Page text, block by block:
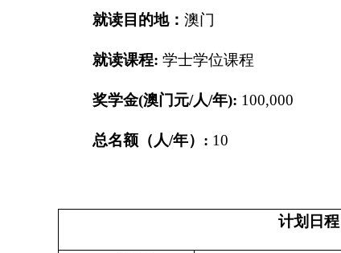
就读目的地： 澳门
就读课程: 学士学位课程
奖学金(澳门元/人/年): 100,000
总名额（人/年）: 10
计划日程